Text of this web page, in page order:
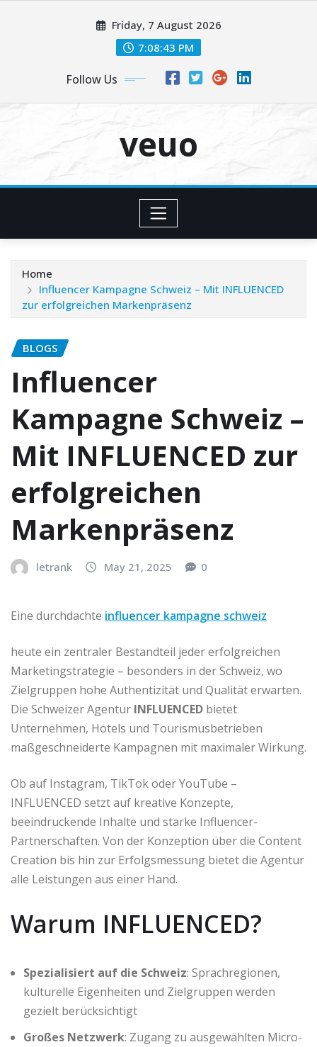
Friday, 7 August 2026
7:08:44 PM
Follow Us
veuo
Home
Influencer Kampagne Schweiz – Mit INFLUENCED
zur erfolgreichen Markenpräsenz
BLOGS
Influencer
Kampagne Schweiz –
Mit INFLUENCED zur
erfolgreichen
Markenpräsenz
letrank May 21, 2025 0
Eine durchdachte influencer kampagne schweiz
heute ein zentraler Bestandteil jeder erfolgreichen
Marketingstrategie – besonders in der Schweiz, wo
Zielgruppen hohe Authentizität und Qualität erwarten.
Die Schweizer Agentur INFLUENCED bietet
Unternehmen, Hotels und Tourismusbetrieben
maßgeschneiderte Kampagnen mit maximaler Wirkung.
Ob auf Instagram, TikTok oder YouTube –
INFLUENCED setzt auf kreative Konzepte,
beeindruckende Inhalte und starke Influencer-
Partnerschaften. Von der Konzeption über die Content
Creation bis hin zur Erfolgsmessung bietet die Agentur
alle Leistungen aus einer Hand.
Warum INFLUENCED?
Spezialisiert auf die Schweiz: Sprachregionen,
kulturelle Eigenheiten und Zielgruppen werden
gezielt berücksichtigt
Großes Netzwerk: Zugang zu ausgewählten Micro-